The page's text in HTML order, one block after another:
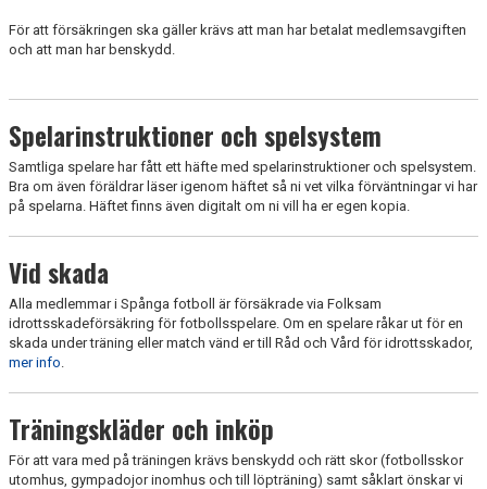
För att försäkringen ska gäller krävs att man har betalat medlemsavgiften
och att man har benskydd.
Spelarinstruktioner och spelsystem
Samtliga spelare har fått ett häfte med spelarinstruktioner och spelsystem.
Bra om även föräldrar läser igenom häftet så ni vet vilka förväntningar vi har
på spelarna. Häftet finns även digitalt om ni vill ha er egen kopia.
Vid skada
Alla medlemmar i Spånga fotboll är försäkrade via Folksam
idrottsskadeförsäkring för fotbollsspelare. Om en spelare råkar ut för en
skada under träning eller match vänd er till Råd och Vård för idrottsskador,
mer info.
Träningskläder och inköp
För att vara med på träningen krävs benskydd och rätt skor (fotbollsskor
utomhus, gympadojor inomhus och till löpträning) samt såklart önskar vi